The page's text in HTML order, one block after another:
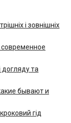
і зовнішніх
догляду та
бывают и
гід